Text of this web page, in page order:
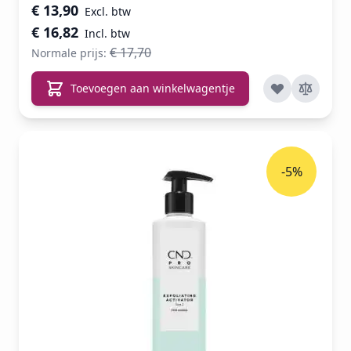
Speciale prijs
€ 16,82
€ 13,90
Normale prijs: € 17,70
Toevoegen aan winkelwagentje
-5%